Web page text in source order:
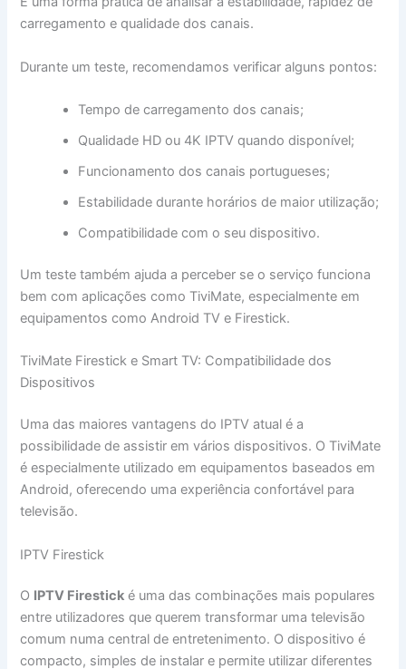
carregamento e qualidade dos canais.
Durante um teste, recomendamos verificar alguns pontos:
Tempo de carregamento dos canais;
Qualidade HD ou 4K IPTV quando disponível;
Funcionamento dos canais portugueses;
Estabilidade durante horários de maior utilização;
Compatibilidade com o seu dispositivo.
Um teste também ajuda a perceber se o serviço funciona
bem com aplicações como TiviMate, especialmente em
equipamentos como Android TV e Firestick.
TiviMate Firestick e Smart TV: Compatibilidade dos
Dispositivos
Uma das maiores vantagens do IPTV atual é a
possibilidade de assistir em vários dispositivos. O TiviMate
é especialmente utilizado em equipamentos baseados em
Android, oferecendo uma experiência confortável para
televisão.
IPTV Firestick
O IPTV Firestick é uma das combinações mais populares
entre utilizadores que querem transformar uma televisão
comum numa central de entretenimento. O dispositivo é
compacto, simples de instalar e permite utilizar diferentes